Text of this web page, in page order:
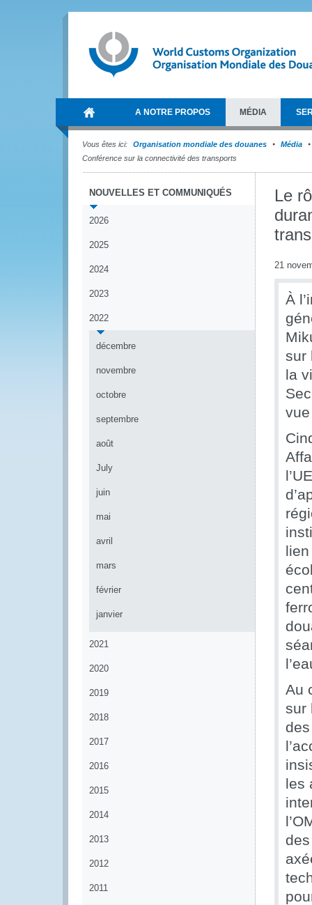
A NOTRE PROPOS MÉDIA
Vous êtes ici: Organisation mondiale des douanes
Média
Conférence sur la connectivité des transports
NOUVELLES ET COMMUNIQUÉS
2026
2025
2024
2023
2022
décembre
novembre
octobre
septembre
août
July
juin
mai
avril
mars
février
janvier
2021
2020
2019
2018
2017
2016
2015
2014
2013
2012
2011
Le
21
À
sur
la
Au
sur
les